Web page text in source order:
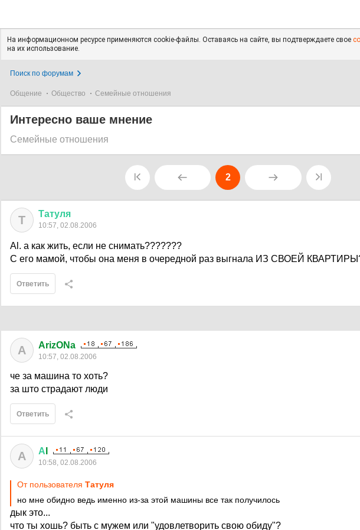
На информационном ресурсе применяются cookie-файлы. Оставаясь на сайте, вы подтверждаете свое
на их использование.
Поиск по форумам
Общение Общество Семейные отношения
Интересно ваше мнение
Семейные отношения
2
Т Татуля
10:57, 02.08.2006
Al. а как жить, если не снимать???????
С его мамой, чтобы она меня в очередной раз выгнала ИЗ СВОЕЙ
Ответить
A ArizONa
10:57, 02.08.2006
че за машина то хоть?
за што страдают люди
Ответить
А А
10:58, 02.08.2006
От пользователя Татуля
но мне обидно ведь именно из-за этой машины все так получилось
дык это...
что ты хошь? быть с мужем или "удовлетворить свою обиду"?